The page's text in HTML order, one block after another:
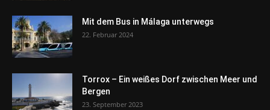
Mit dem Bus in Málaga unterwegs
22. Februar 2024
Torrox – Ein weißes Dorf zwischen Meer und
Bergen
23. September 2023